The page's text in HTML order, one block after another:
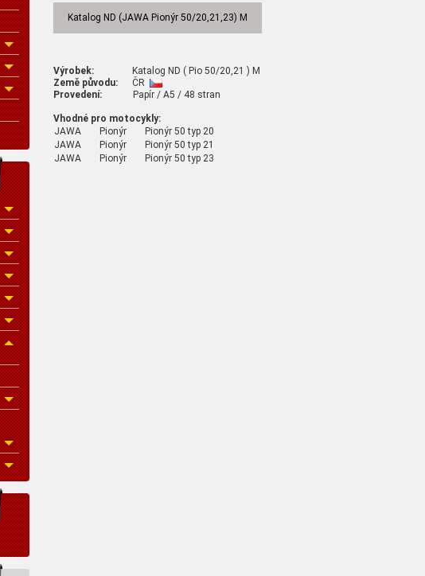
Katalog ND (JAWA Pionýr 50/20,21,23) M
Výrobek: Katalog ND ( Pio 50/20,21 ) M
Země původu: ČR
Provedení: Papír / A5 / 48 stran
Vhodné pro motocykly:
JAWA
Pionýr
Pionýr 50 typ 20
JAWA
Pionýr
Pionýr 50 typ 21
JAWA
Pionýr Pionýr 50 typ 23